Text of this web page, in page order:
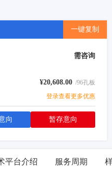
一键复制
需咨询
¥20,608.00 /96孔板
登录查看更多优惠
向 暂存意向
平台介绍 服务周期